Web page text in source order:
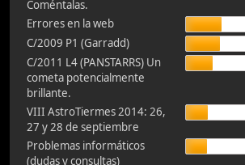
Coméntalas.
Errores en la web
C/2009 P1 (Garradd)
C/2011 L4 (PANSTARRS) Un
cometa potencialmente
brillante.
VIII AstroTiermes 2014: 26,
27 y 28 de septiembre
Problemas informáticos
(dudas y consultas)